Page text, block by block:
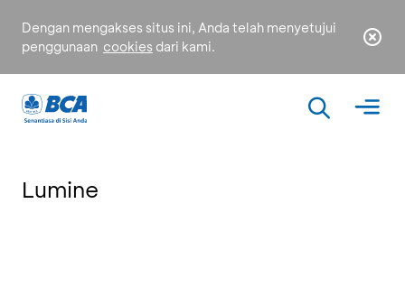
Dengan mengakses situs ini, Anda telah menyetujui
penggunaan cookies dari kami.
Lumine